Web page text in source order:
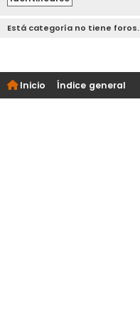
Está categoría no tiene foros.
Inicio Índice general